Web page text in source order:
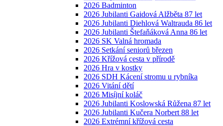
2026 Badminton
2026 Jubilanti Gaidová Alžběta 87 let
2026 Jubilanti Diehlová Waltrauda 86 let
2026 Jubilanti Štefaňáková Anna 86 let
2026 SK Valná hromada
2026 Setkání seniorů březen
2026 Křížová cesta v přírodě
2026 Hra v kostky
2026 SDH Kácení stromu u rybníka
2026 Vitání dětí
2026 Misíjní koláč
2026 Jubilanti Koslowská Růžena 87 let
2026 Jubilanti Kučera Norbert 88 let
2026 Extrémní křížová cesta